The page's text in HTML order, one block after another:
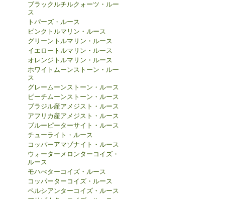
ブラックルチルクォーツ・ルー
ス
トパーズ・ルース
ピンクトルマリン・ルース
グリーントルマリン・ルース
イエロートルマリン・ルース
オレンジトルマリン・ルース
ホワイトムーンストーン・ルー
ス
グレームーンストーン・ルース
ピーチムーンストーン・ルース
ブラジル産アメジスト・ルース
アフリカ産アメジスト・ルース
ブルーピーターサイト・ルース
チューライト・ルース
コッパーアマゾナイト・ルース
ウォーターメロンターコイズ・
ルース
モハべターコイズ・ルース
コッパーターコイズ・ルース
ペルシアンターコイズ・ルース